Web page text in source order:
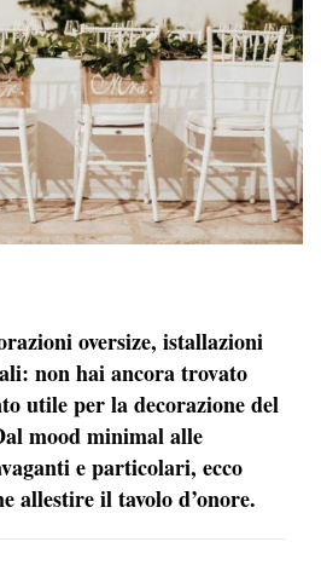
oversize, istallazioni
non hai ancora trovato
utile per la decorazione del
mood minimal alle
e particolari, ecco
allestire il tavolo d’onore.